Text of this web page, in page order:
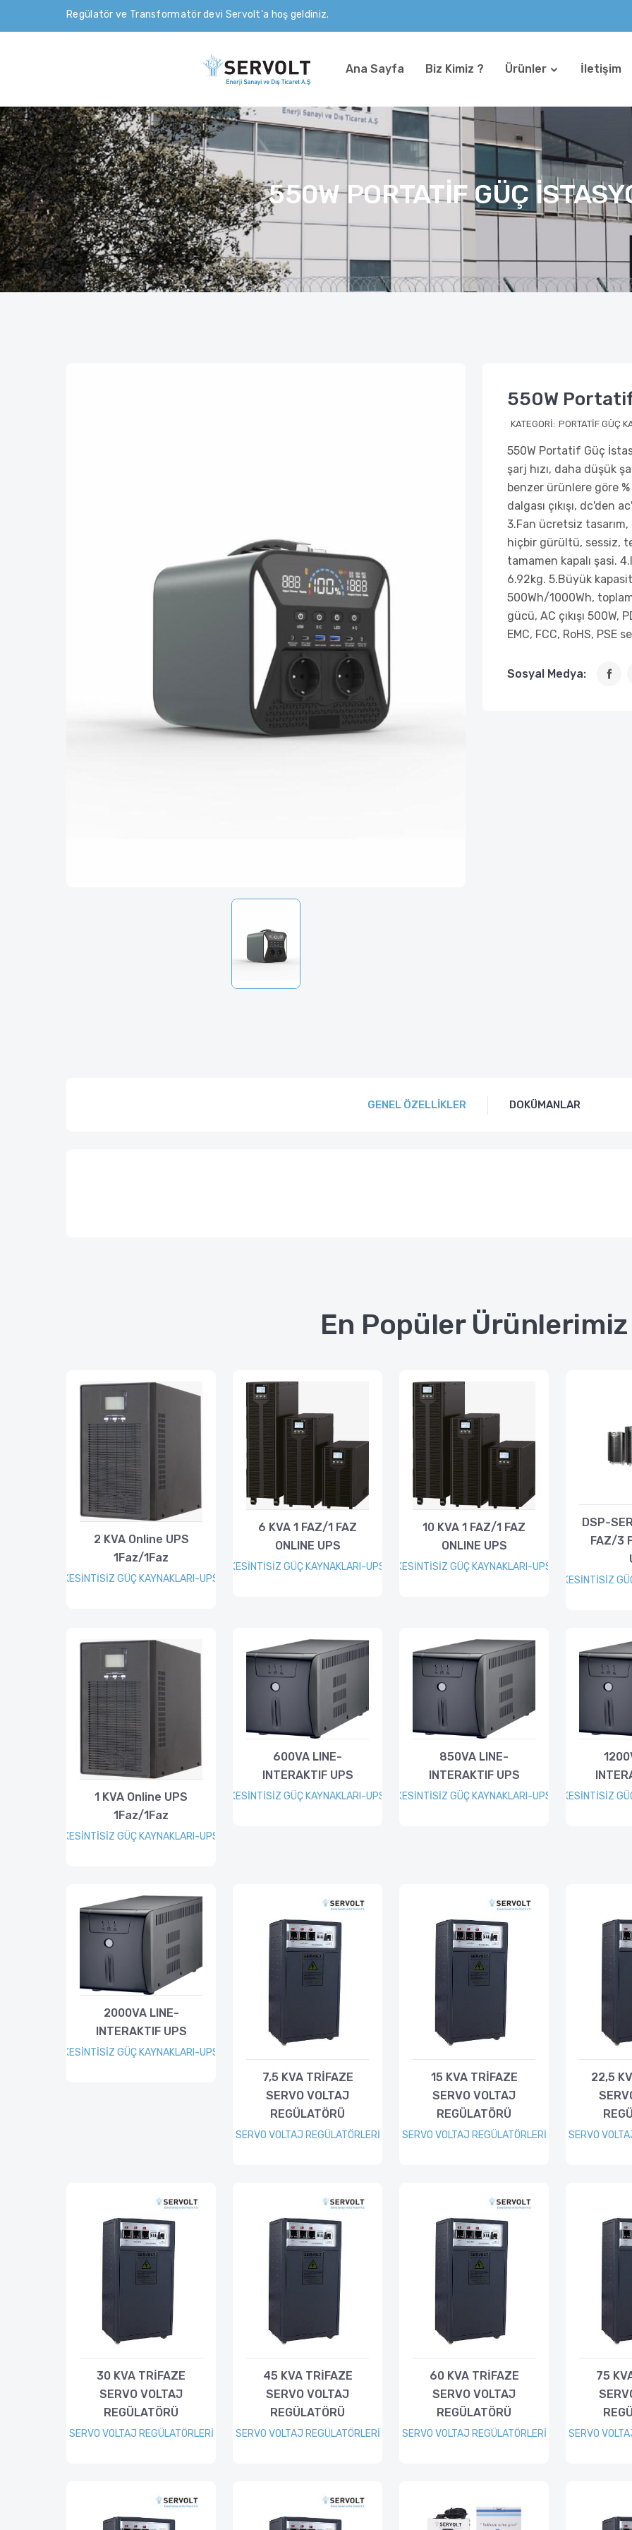
Regülatör ve Transformatör devi Servolt'a hoş geldiniz.
Ana Sayfa Biz Kimiz ? Ürünler İletişim
550W PORTATIF GÜÇ
550W
KATEGORI: PORTATİF GÜÇ
550W Portatif Güç
şarj hızı, daha düşük
benzer ürünlere göre
dalgası çıkışı, dc'den
3.Fan ücretsiz tasarım,
hiçbir gürültü, sessiz,
tamamen kapalı şasi.
6.92kg. 5.Büyük
500Wh/1000Wh, toplam
gücü, AC çıkışı 500W,
EMC, FCC, RoHS, PSE
Sosyal Medya:
GENEL ÖZELLIKLER DOKÜMANLAR
En Popüler Ürünlerimiz
2 KVA Online UPS
1Faz/1Faz
KESİNTİSİZ GÜÇ KAYNAKLARI-UPS
6 KVA 1 FAZ/1 FAZ
ONLINE UPS
KESİNTİSİZ GÜÇ KAYNAKLARI-UPS
10 KVA 1 FAZ/1 FAZ
ONLINE UPS
KESİNTİSİZ GÜÇ KAYNAKLARI-UPS
DSP-
FAZ/3
KESİNTİSİZ
1 KVA Online UPS
1Faz/1Faz
KESİNTİSİZ GÜÇ KAYNAKLARI-UPS
600VA LINE-
INTERAKTIF UPS
KESİNTİSİZ GÜÇ KAYNAKLARI-UPS
850VA LINE-
INTERAKTIF UPS
KESİNTİSİZ GÜÇ KAYNAKLARI-UPS KESİNTİSİZ
2000VA LINE-
INTERAKTIF UPS
KESİNTİSİZ GÜÇ KAYNAKLARI-UPS
7,5 KVA TRİFAZE
SERVO VOLTAJ
REGÜLATÖRÜ
SERVO VOLTAJ REGÜLATÖRLERİ
15 KVA TRİFAZE
SERVO VOLTAJ
REGÜLATÖRÜ
SERVO VOLTAJ REGÜLATÖRLERİ
22,5
SERVO
30 KVA TRİFAZE
SERVO VOLTAJ
REGÜLATÖRÜ
SERVO VOLTAJ REGÜLATÖRLERİ
45 KVA TRİFAZE
SERVO VOLTAJ
REGÜLATÖRÜ
SERVO VOLTAJ REGÜLATÖRLERİ
60 KVA TRİFAZE
SERVO VOLTAJ
REGÜLATÖRÜ
SERVO VOLTAJ REGÜLATÖRLERİ
75
SERVO